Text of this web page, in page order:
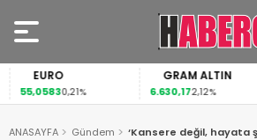
EURO
55,05830,21%
GRAM ALTIN
6.630,172,12%
ANASAYFA Gündem ‘Kansere değil, hayata